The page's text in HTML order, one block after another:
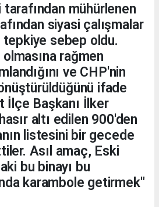
mühürlenen
siyasi çalışmalar
tepkiye sebep oldu.
olmasına rağmen
ve CHP'nin
ifade
İlçe Başkanı İlker
altı edilen 900'den
listesini bir gecede
Asıl amaç, Eski
bu binayı bu
karambole getirmek"